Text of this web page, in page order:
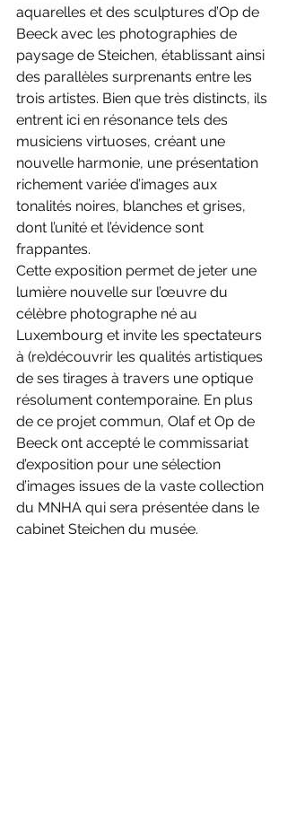
aquarelles et des sculptures d’Op de
Beeck avec les photographies de
paysage de Steichen, établissant ainsi
des parallèles surprenants entre les
trois artistes. Bien que très distincts, ils
entrent ici en résonance tels des
musiciens virtuoses, créant une
nouvelle harmonie, une présentation
richement variée d’images aux
tonalités noires, blanches et grises,
dont l’unité et l’évidence sont
frappantes.
Cette exposition permet de jeter une
lumière nouvelle sur l’œuvre du
célèbre photographe né au
Luxembourg et invite les spectateurs
à (re)découvrir les qualités artistiques
de ses tirages à travers une optique
résolument contemporaine. En plus
de ce projet commun, Olaf et Op de
Beeck ont accepté le commissariat
d’exposition pour une sélection
d’images issues de la vaste collection
du MNHA qui sera présentée dans le
cabinet Steichen du musée.